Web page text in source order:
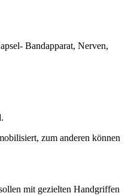
Bandapparat, Nerven,
zum anderen können
mit gezielten Handgriffen